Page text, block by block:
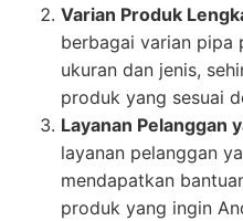
Varian Produk
berbagai varian pipa
ukuran dan jenis,
produk yang sesuai
Layanan Pelanggan
layanan pelanggan
mendapatkan
produk yang ingin